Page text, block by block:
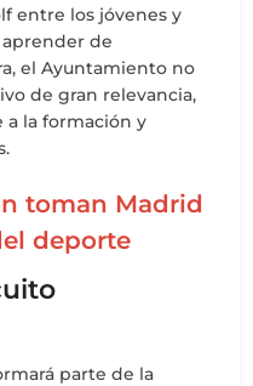
entre los jóvenes y
de
el Ayuntamiento no
de gran relevancia,
la formación y
toman Madrid
deporte
parte de la